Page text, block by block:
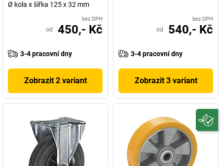
Ø kola x šířka 125 x 32 mm
bez DPH
od 450,- Kč
3-4 pracovní dny
Zobrazit 2 variant
bez DPH
od 540,- Kč
3-4 pracovní dny
Zobrazit 3 variant